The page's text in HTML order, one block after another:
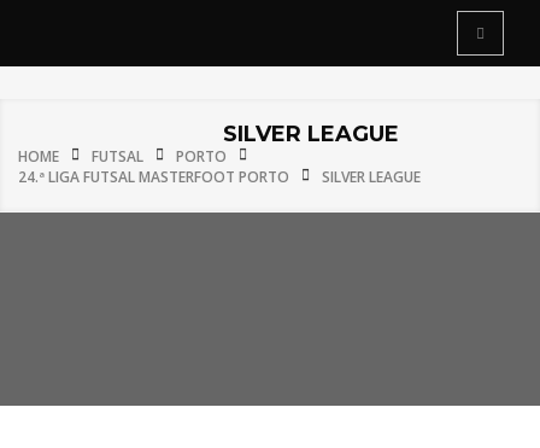
SILVER LEAGUE
HOME FUTSAL
PORTO
24.ª LIGA FUTSAL MASTERFOOT PORTO
SILVER LEAGUE